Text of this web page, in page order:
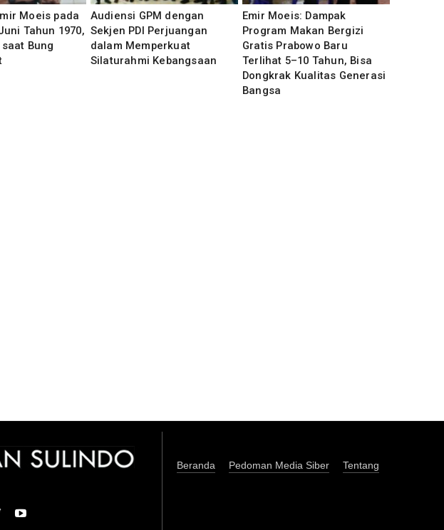
Moeis pada
Tahun 1970,
Bung
Audiensi GPM dengan
Sekjen PDI Perjuangan
dalam Memperkuat
Silaturahmi Kebangsaan
Emir Moeis: Dampak
Program Makan Bergizi
Gratis Prabowo Baru
Terlihat 5–10 Tahun, Bisa
Dongkrak Kualitas Generasi
Bangsa
Beranda Pedoman Media Siber Tentang